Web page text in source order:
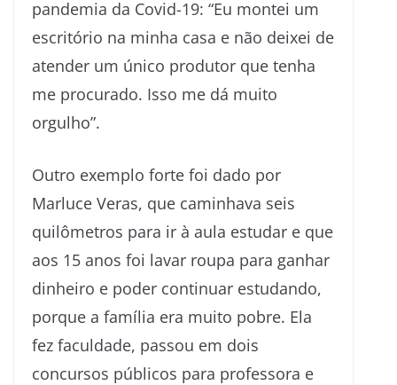
pandemia da Covid-19: “Eu montei um
escritório na minha casa e não deixei de
atender um único produtor que tenha
me procurado. Isso me dá muito
orgulho”.
Outro exemplo forte foi dado por
Marluce Veras, que caminhava seis
quilômetros para ir à aula estudar e que
aos 15 anos foi lavar roupa para ganhar
dinheiro e poder continuar estudando,
porque a família era muito pobre. Ela
fez faculdade, passou em dois
concursos públicos para professora e